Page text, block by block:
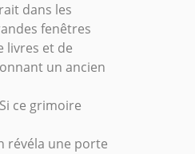
dans les
fenêtres
livres et de
un ancien
ce grimoire
révéla une porte